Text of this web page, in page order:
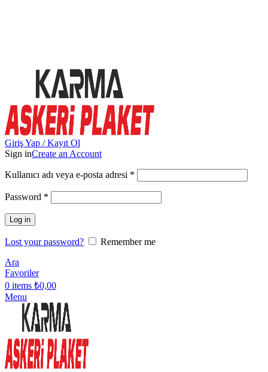
Giriş Yap / Kayıt Ol
Sign inCreate an Account
Kullanıcı adı veya e-posta adresi *
Password *
Log in
Lost your password?
Remember me
Ara
Favoriler
0 items ₺0,00
Menu